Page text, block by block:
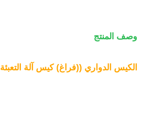
وصف المنتج
الكيس الدواري ((فراغ) كيس آلة التعبئة